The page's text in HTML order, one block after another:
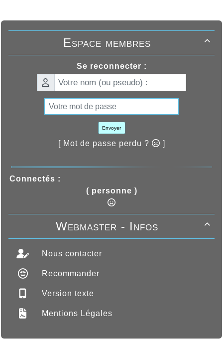

Espace membres
Se reconnecter :
Envoyer
[ Mot de passe perdu ? ]
Connectés :
( personne )

Webmaster - Infos
Nous contacter
Recommander
Version texte
Mentions Légales